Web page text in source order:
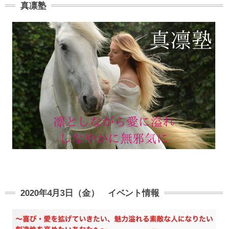
真凛塾
2020年4月3日（金） イベント情報